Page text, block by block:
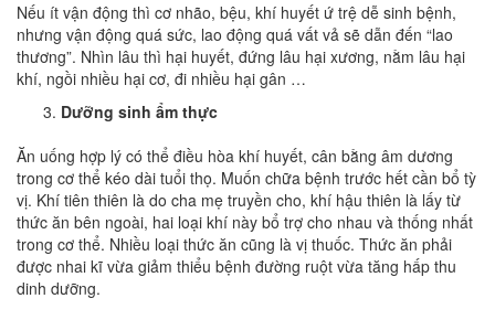
Nếu ít vận động thì cơ nhão, bệu, khí huyết ứ trệ dễ sinh bệnh,
nhưng vận động quá sức, lao động quá vất vả sẽ dẫn đến “lao
thương”. Nhìn lâu thì hại huyết, đứng lâu hại xương, nằm lâu hại
khí, ngồi nhiều hại cơ, đi nhiều hại gân …
Dưỡng sinh ẩm thực
Ăn uống hợp lý có thể điều hòa khí huyết, cân bằng âm dương
trong cơ thể kéo dài tuổi thọ. Muốn chữa bệnh trước hết cần bổ tỳ
vị. Khí tiên thiên là do cha mẹ truyền cho, khí hậu thiên là lấy từ
thức ăn bên ngoài, hai loại khí này bổ trợ cho nhau và thống nhất
trong cơ thể. Nhiều loại thức ăn cũng là vị thuốc. Thức ăn phải
được nhai kĩ vừa giảm thiểu bệnh đường ruột vừa tăng hấp thu
dinh dưỡng.